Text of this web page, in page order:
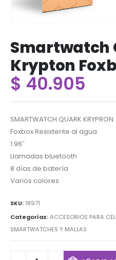
Smartwatch
Krypton
$ 40.905
SMARTWATCH QUARK KRYPRON
Foxbox Resistente al agua
1.96″
Llamadas bluetooth
8 días de batería
Varios colores
SKU: 18971
Categorías:ACCESORIOS PARA
SMARTWATCHES Y MALLAS